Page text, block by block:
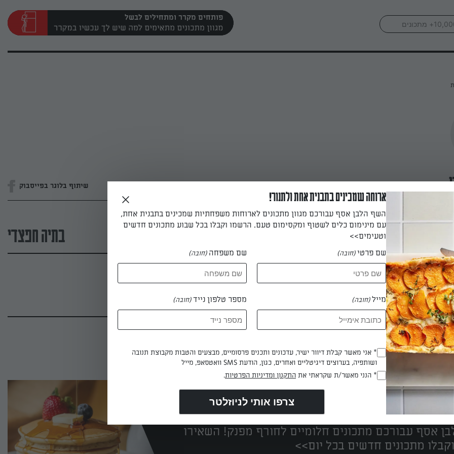
פותחים מקרר ומתחילים לבשל
שיתוף בלוגר בפייסבוק
בתיה חפצדי
בתיה חפצדי
הכי טעימים במקום אחד!
אסף עבורכם מתכונים חלומיים לחורף מפנק! השאירו
מתכונים חדשים בכל יום>>
ארוחה שמכינים בתבנית אחת ולתנור!
השף הלבן אסף עבורכם מגוון מתכונים לארוחות משפחתיות שמכינים בתבנית אחת,
עם מינימום כלים לשטוף ומקסימום טעם. הרשמו וקבלו בכל שבוע מתכונים חדשים
וטעימים>>
שם פרטי(חובה) שם משפחה (חובה)
מייל(חובה) מספר טלפון נייד(חובה)
(חובה)
* אני מאשר קבלת דיוור ישיר, עדכונים ותכנים פרסומיים, מבצעים והטבות מקבוצת תנובה
ושותפיה, בערוצים דיגיטליים ואחרים, כגון, הודעת SMS וואטסאפ, מייל
(חובה)
* הנני מאשר/ת שקראתי את התקנון ומדיניות הפרטיות.